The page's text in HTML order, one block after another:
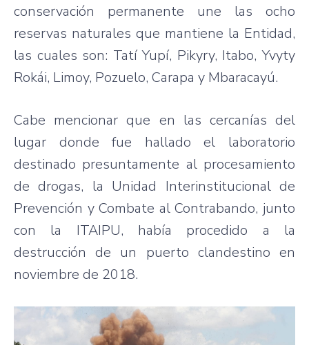
conservación permanente une las ocho
reservas naturales que mantiene la Entidad,
las cuales son: Tatí Yupí, Pikyry, Itabo, Yvyty
Rokái, Limoy, Pozuelo, Carapa y Mbaracayú.
Cabe mencionar que en las cercanías del
lugar donde fue hallado el laboratorio
destinado presuntamente al procesamiento
de drogas, la Unidad Interinstitucional de
Prevención y Combate al Contrabando, junto
con la ITAIPU, había procedido a la
destrucción de un puerto clandestino en
noviembre de 2018.